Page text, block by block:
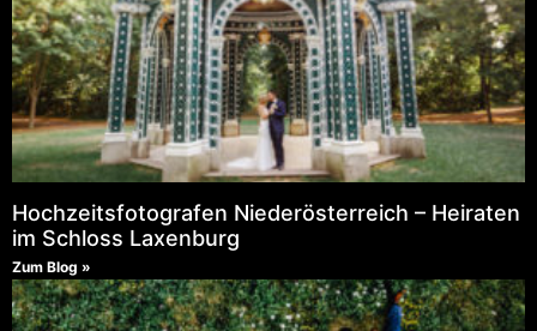
Hochzeitsfotografen Niederösterreich – Heiraten
im Schloss Laxenburg
Zum Blog »